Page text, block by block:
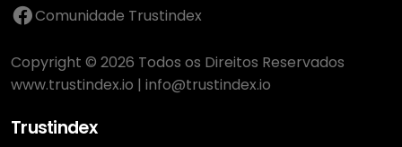
Comunidade Trustindex
Copyright © 2026 Todos os Direitos Reservados
www.trustindex.io | info@trustindex.io
Trustindex